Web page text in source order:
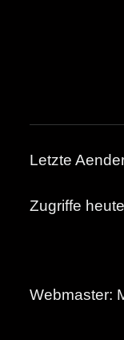
Letzte
Zugriffe
Webmaster: